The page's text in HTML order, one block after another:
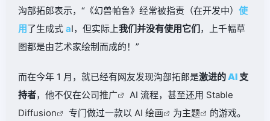
沟部拓郎表示，“《幻兽帕鲁》经常被指责（在开发中） 使
用了生成式 aI，但实际上我们并没有使用它们，上千幅草
图都是由艺术家绘制而成的！”
而在今年 1 月，就已经有网友发现沟部拓郎是激进的AI 支
持者，他不仅在公司推广 AI 流程，甚至还用 Stable
Diffusion
专门做过一款以 AI 绘画 为主题 的游戏。